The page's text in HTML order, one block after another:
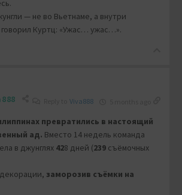
— не во Вьетнаме, а внутри
говорил Куртц: «Ужас… ужас…».
Viva888
превратились в настоящий
ад. Вместо 14 недель команда
в джунглях 428 дней (239 съёмочных
заморозив съёмки на